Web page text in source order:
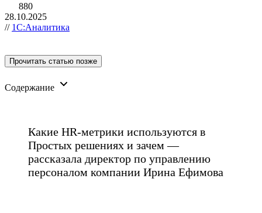
880
28.10.2025
// 1С:Аналитика
Прочитать статью позже
Содержание
Какие HR-метрики используются в
Простых решениях и зачем —
рассказала директор по управлению
персоналом компании Ирина Ефимова